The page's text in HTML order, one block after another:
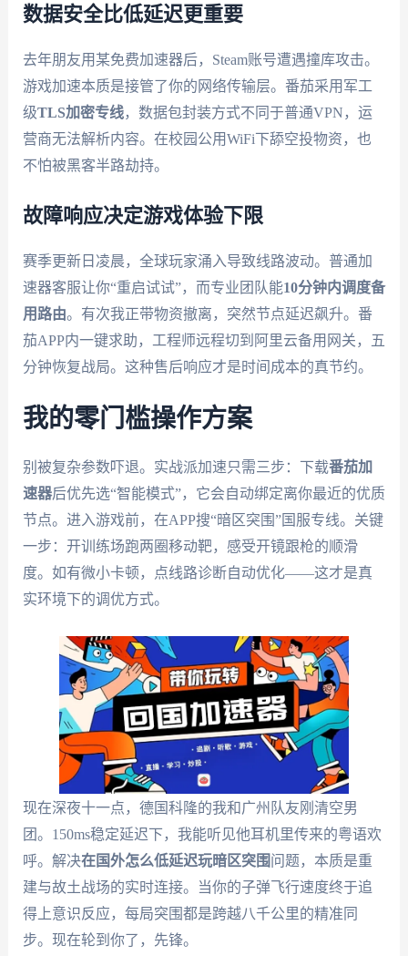
数据安全比低延迟更重要
去年朋友用某免费加速器后，Steam账号遭遇撞库攻击。
游戏加速本质是接管了你的网络传输层。番茄采用军工
级TLS加密专线，数据包封装方式不同于普通VPN，运
营商无法解析内容。在校园公用WiFi下舔空投物资，也
不怕被黑客半路劫持。
故障响应决定游戏体验下限
赛季更新日凌晨，全球玩家涌入导致线路波动。普通加
速器客服让你“重启试试”，而专业团队能10分钟内调度备
用路由。有次我正带物资撤离，突然节点延迟飙升。番
茄APP内一键求助，工程师远程切到阿里云备用网关，五
分钟恢复战局。这种售后响应才是时间成本的真节约。
我的零门槛操作方案
别被复杂参数吓退。实战派加速只需三步：下载番茄加
速器后优先选“智能模式”，它会自动绑定离你最近的优质
节点。进入游戏前，在APP搜“暗区突围”国服专线。关键
一步：开训练场跑两圈移动靶，感受开镜跟枪的顺滑
度。如有微小卡顿，点线路诊断自动优化——这才是真
实环境下的调优方式。
现在深夜十一点，德国科隆的我和广州队友刚清空男
团。150ms稳定延迟下，我能听见他耳机里传来的粤语欢
呼。解决在国外怎么低延迟玩暗区突围问题，本质是重
建与故土战场的实时连接。当你的子弹飞行速度终于追
得上意识反应，每局突围都是跨越八千公里的精准同
步。现在轮到你了，先锋。